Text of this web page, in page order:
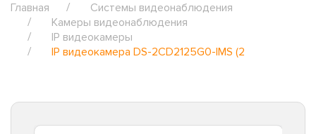
Главная
Системы видеонаблюдения
Камеры видеонаблюдения
IP видеокамеры
IP видеокамера DS-2CD2125G0-IMS (2